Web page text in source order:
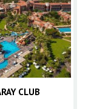
CLUB